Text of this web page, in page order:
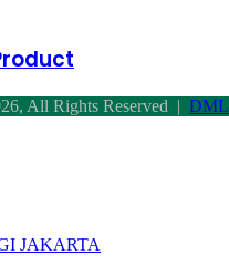
All Rights Reserved | DML
JAKARTA